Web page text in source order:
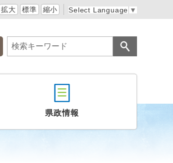
拡大 標準 縮小 Select Language ▼
県政情報